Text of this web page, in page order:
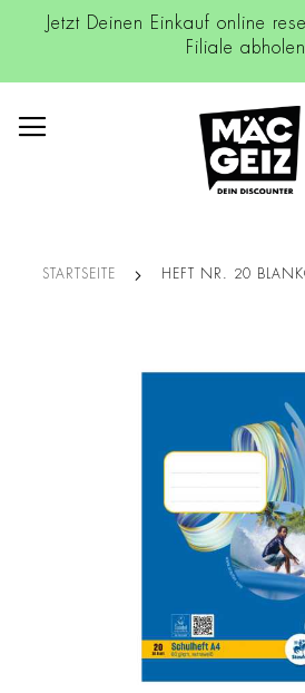
Jetzt Deinen Einkauf online
Filiale
STARTSEITE HEFT NR. 20